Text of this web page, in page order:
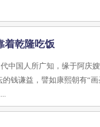
着乾隆吃饭
中国人所广知，缘于阿
钱谦益，譬如康熙朝有“